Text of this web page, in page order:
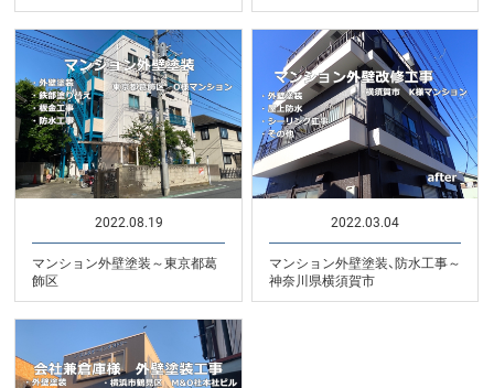
2022.08.19
マンション外壁塗装～東京都葛
飾区
2022.03.04
マンション外壁塗装、防水工事～
神奈川県横須賀市